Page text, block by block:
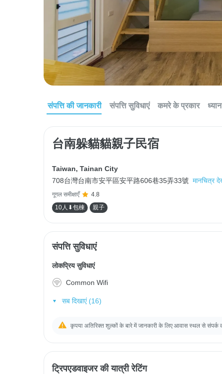
संपत्ति की जानकारी संपत्ति सुविधाएं कमरे के प्रकार
台南躲貓貓親子民宿
Taiwan, Tainan City
708台灣台南市安平區安平路606巷35弄33號 मानचित्र
गूगल समीक्षाएँ
4.8
10人⬇包棟
親子
संपत्ति सुविधाएं
लोकप्रिय सुविधाएं
Common Wifi
सब दिखाएं (16)
कृपया अतिरिक्त शुल्कों के बारे में जानकारी के लिए आवास स्थल से संपर्क
ट्रिपएडवाइजर की यात्री रेटिंग